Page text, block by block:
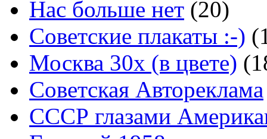
Нас больше нет (20)
Советские плакаты :-)
Москва 30x (в цвете)
Советская Автореклама
СССР глазами